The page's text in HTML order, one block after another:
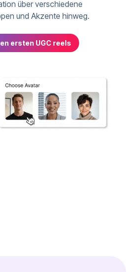
über verschiedene
und Akzente hinweg.
ersten UGC reels